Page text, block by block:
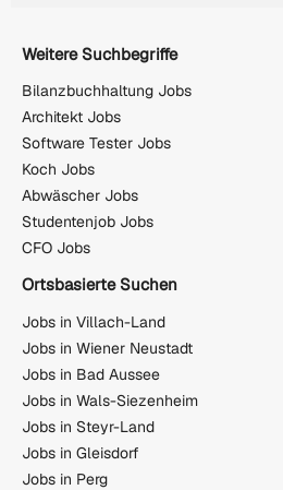
Weitere Suchbegriffe
Bilanzbuchhaltung Jobs
Architekt Jobs
Software Tester Jobs
Koch Jobs
Abwäscher Jobs
Studentenjob Jobs
CFO Jobs
Ortsbasierte Suchen
Jobs in Villach-Land
Jobs in Wiener Neustadt
Jobs in Bad Aussee
Jobs in Wals-Siezenheim
Jobs in Steyr-Land
Jobs in Gleisdorf
Jobs in Perg